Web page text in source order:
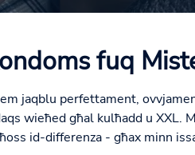
fuq
jaqblu perfettament,
wieħed għal kulħadd u
id-differenza - għax minn